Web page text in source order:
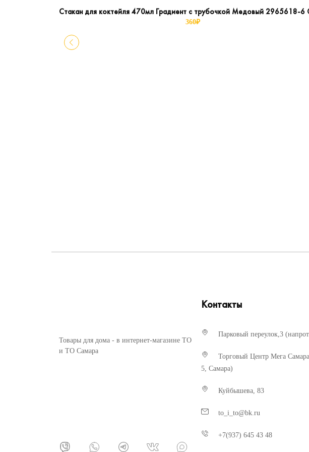
Стакан для коктейля 470мл Градиент с трубочкой Медовый 2965618-6
360₽
Товары для дома - в интернет-магазине ТО
и ТО Самара
Контакты
Парковый переулок,3
Торговый Центр Мега
5, Самара)
Куйбышева, 83
to_i_to@bk.ru
+7(937) 645 43 48